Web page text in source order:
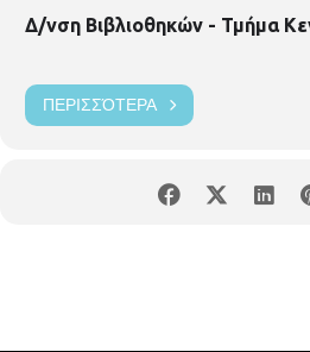
Δ/νση Βιβλιοθηκών - Τμήμα
ΠΕΡΙΣΣΌΤΕΡΑ